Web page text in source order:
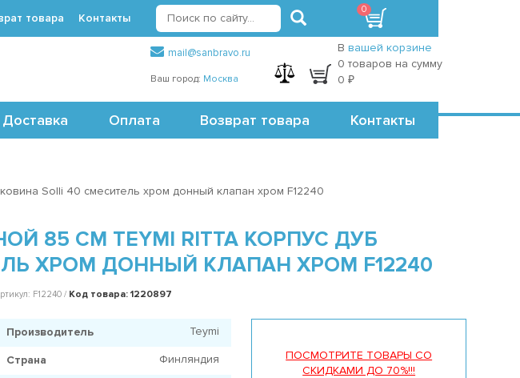
Точки самовывоза
mail@sanbravo.ru
Ваш город: Москва
регистрация
В вашей корзине
0 товаров на сумму
0 ₽
Доставка Оплата Возврат товара Контакты
товара Контакты
0
Solli 40 смеситель хром донный клапан хром F12240
85 СМ TEYMI RITTA КОРПУС ДУБ
ХРОМ ДОННЫЙ КЛАПАН ХРОМ F12240
F12240 / Код товара: 1220897
ПОСМОТРИТЕ ТОВАРЫ СО
СКИДКАМИ ДО 70%!!!
Производитель Teymi
Страна Финляндия